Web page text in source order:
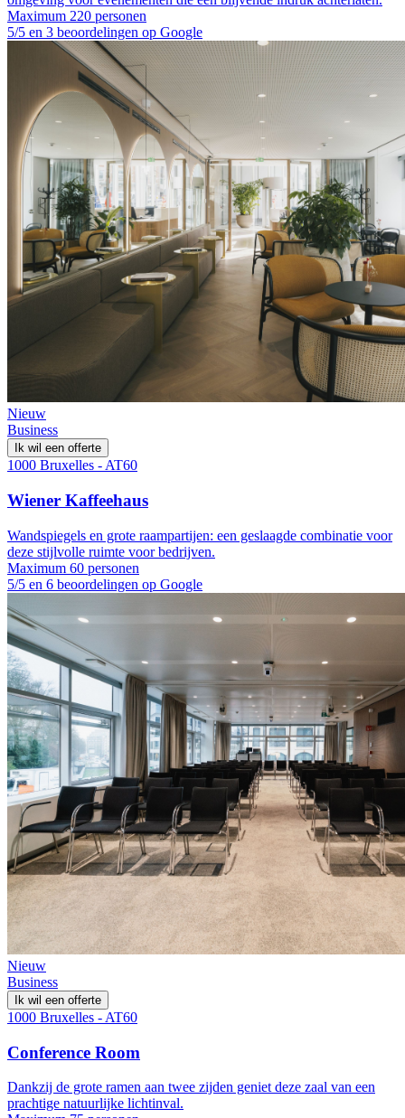
Maximum 220 personen
5/5 en 3 beoordelingen op Google
Nieuw
Business
Ik wil een offerte
1000 Bruxelles - AT60
Wiener Kaffeehaus
Wandspiegels en grote raampartijen: een geslaagde combinatie voor
deze stijlvolle ruimte voor bedrijven.
Maximum 60 personen
5/5 en 6 beoordelingen op Google
Nieuw
Business
Ik wil een offerte
1000 Bruxelles - AT60
Conference Room
Dankzij de grote ramen aan twee zijden geniet deze zaal van een
prachtige natuurlijke lichtinval.